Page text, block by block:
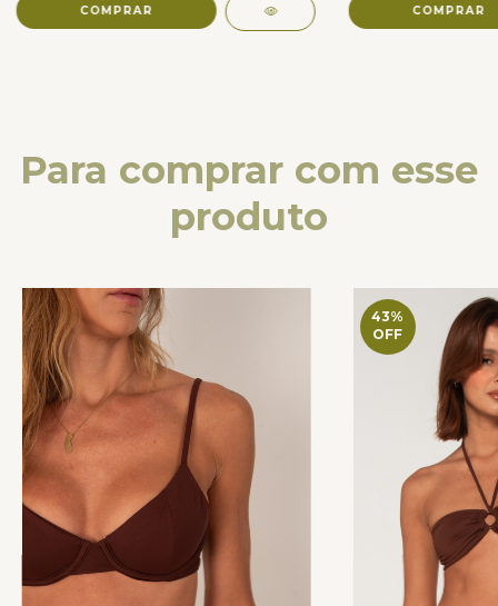
COMPRAR COMPRAR
Para comprar com esse
produto
43%
OFF